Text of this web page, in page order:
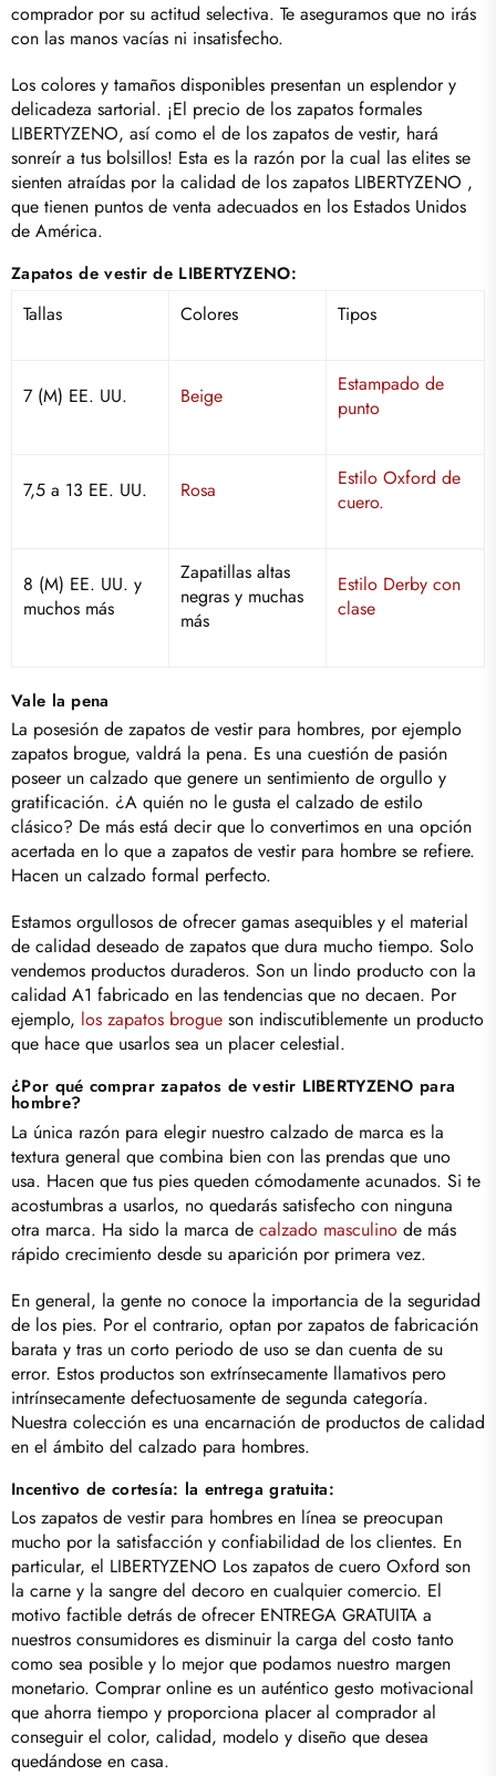
comprador por su actitud selectiva. Te aseguramos que no irás
con las manos vacías ni insatisfecho.
Los colores y tamaños disponibles presentan un esplendor y
delicadeza sartorial. ¡El precio de los zapatos formales
LIBERTYZENO, así como el de los zapatos de vestir, hará
sonreír a tus bolsillos! Esta es la razón por la cual las elites se
sienten atraídas por la calidad de los zapatos LIBERTYZENO ,
que tienen puntos de venta adecuados en los Estados Unidos
de América.
Zapatos de vestir de LIBERTYZENO:
Tallas Colores Tipos
7 (M) EE. UU. Beige
Estampado de
punto
7,5 a 13 EE. UU. Rosa
Estilo Oxford de
cuero.
8 (M) EE. UU. y
muchos más
Zapatillas altas
negras y muchas
más
Estilo Derby con
clase
Vale la pena
La posesión de zapatos de vestir para hombres, por ejemplo
zapatos brogue, valdrá la pena. Es una cuestión de pasión
poseer un calzado que genere un sentimiento de orgullo y
gratificación. ¿A quién no le gusta el calzado de estilo
clásico? De más está decir que lo convertimos en una opción
acertada en lo que a zapatos de vestir para hombre se refiere.
Hacen un calzado formal perfecto.
Estamos orgullosos de ofrecer gamas asequibles y el material
de calidad deseado de zapatos que dura mucho tiempo. Solo
vendemos productos duraderos. Son un lindo producto con la
calidad A1 fabricado en las tendencias que no decaen. Por
ejemplo, los zapatos brogue son indiscutiblemente un producto
que hace que usarlos sea un placer celestial.
¿Por qué comprar zapatos de vestir LIBERTYZENO para
hombre?
La única razón para elegir nuestro calzado de marca es la
textura general que combina bien con las prendas que uno
usa. Hacen que tus pies queden cómodamente acunados. Si te
acostumbras a usarlos, no quedarás satisfecho con ninguna
otra marca. Ha sido la marca de calzado masculino de más
rápido crecimiento desde su aparición por primera vez.
En general, la gente no conoce la importancia de la seguridad
de los pies. Por el contrario, optan por zapatos de fabricación
barata y tras un corto periodo de uso se dan cuenta de su
error. Estos productos son extrínsecamente llamativos pero
intrínsecamente defectuosamente de segunda categoría.
Nuestra colección es una encarnación de productos de calidad
en el ámbito del calzado para hombres.
Incentivo de cortesía: la entrega gratuita:
Los zapatos de vestir para hombres en línea se preocupan
mucho por la satisfacción y confiabilidad de los clientes. En
particular, el LIBERTYZENO Los zapatos de cuero Oxford son
la carne y la sangre del decoro en cualquier comercio. El
motivo factible detrás de ofrecer ENTREGA GRATUITA a
nuestros consumidores es disminuir la carga del costo tanto
como sea posible y lo mejor que podamos nuestro margen
monetario. Comprar online es un auténtico gesto motivacional
que ahorra tiempo y proporciona placer al comprador al
conseguir el color, calidad, modelo y diseño que desea
quedándose en casa.